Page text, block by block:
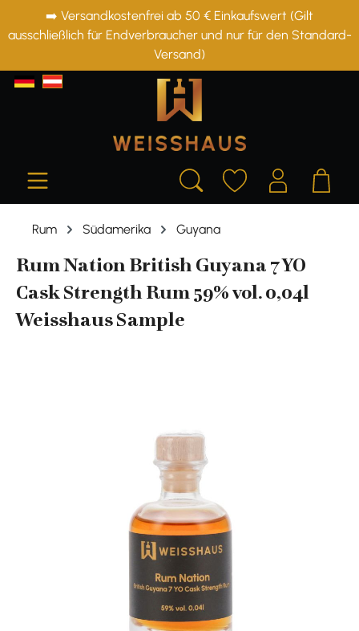
springen
➡️ Versandkostenfrei ab 50 € Einkaufswert (Gilt
ausschließlich für Endverbraucher und nur für den Standard-
Versand)
Rum Südamerika Guyana
Rum Nation British Guyana 7 YO
Cask Strength Rum 59% vol. 0,04l
Weisshaus Sample